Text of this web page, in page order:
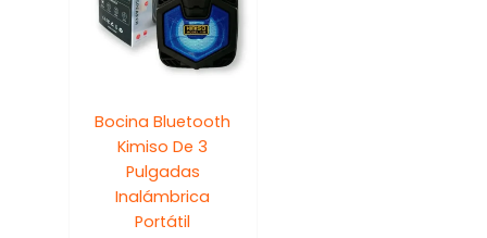
Bocina Bluetooth
Kimiso De 3
Pulgadas
Inalámbrica
Portátil